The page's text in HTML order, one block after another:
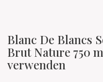
Blanc De Blancs
Brut Nature 750
verwenden